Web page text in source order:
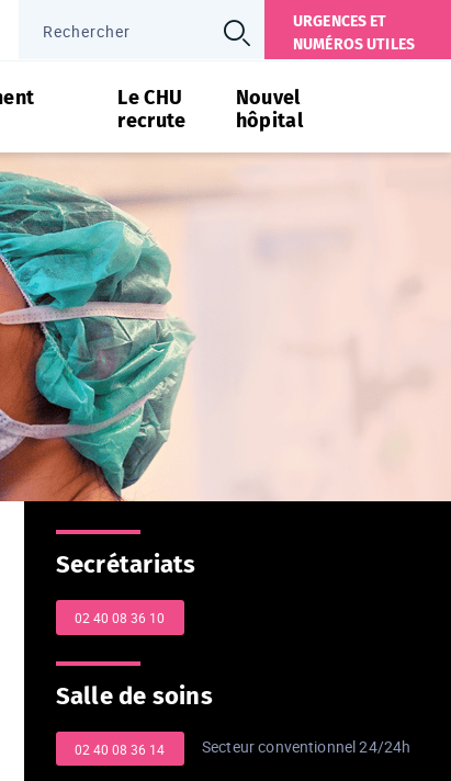
URGENCES ET
NUMÉROS UTILES
Le CHU
recrute
Nouvel
hôpital
Secrétariats
02 40 08 36 10
Salle de soins
Secteur conventionnel 24/24h
02 40 08 36 14